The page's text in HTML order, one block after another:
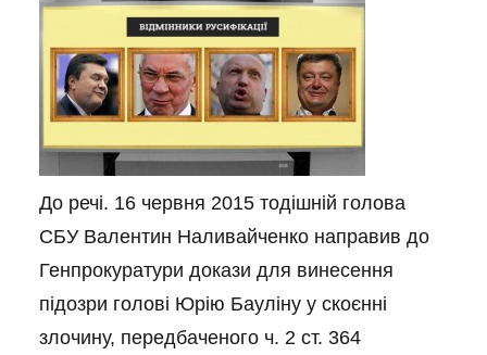
До речі. 16 червня 2015 тодішній голова
СБУ Валентин Наливайченко направив до
Генпрокуратури докази для винесення
підозри голові Юрію Бауліну у скоєнні
злочину, передбаченого ч. 2 ст. 364